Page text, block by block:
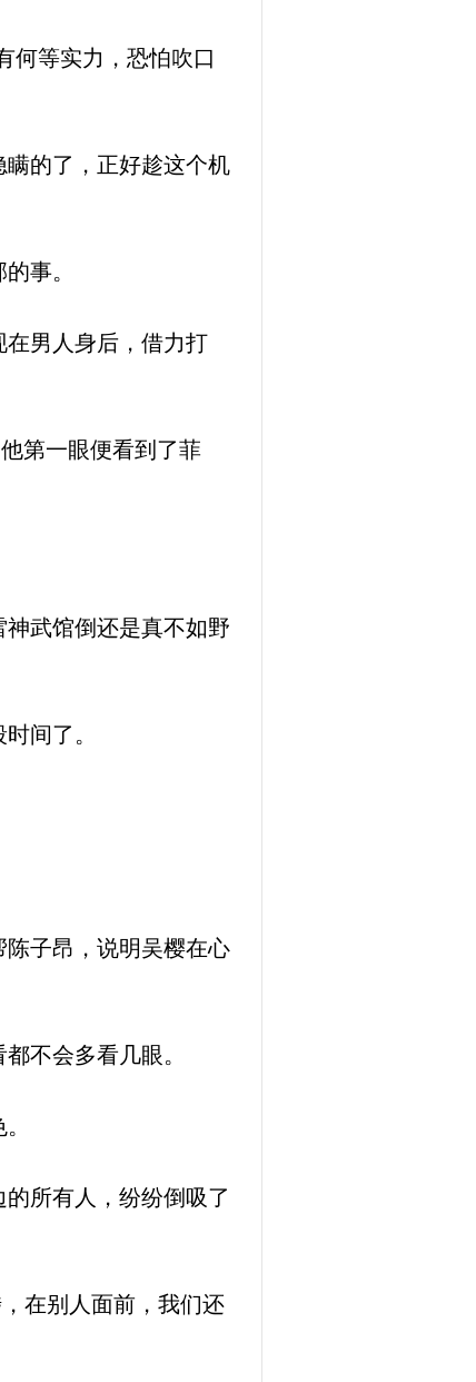
等实力，恐怕吹口
的了，正好趁这个机
事。
男人身后，借力打
第一眼便看到了菲
武馆倒还是真不如野
间了。
子昂，说明吴樱在心
不会多看几眼。
所有人，纷纷倒吸了
在别人面前，我们还